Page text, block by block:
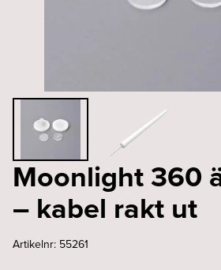
Moonlight 360
– kabel rakt ut
Artikelnr: 55261